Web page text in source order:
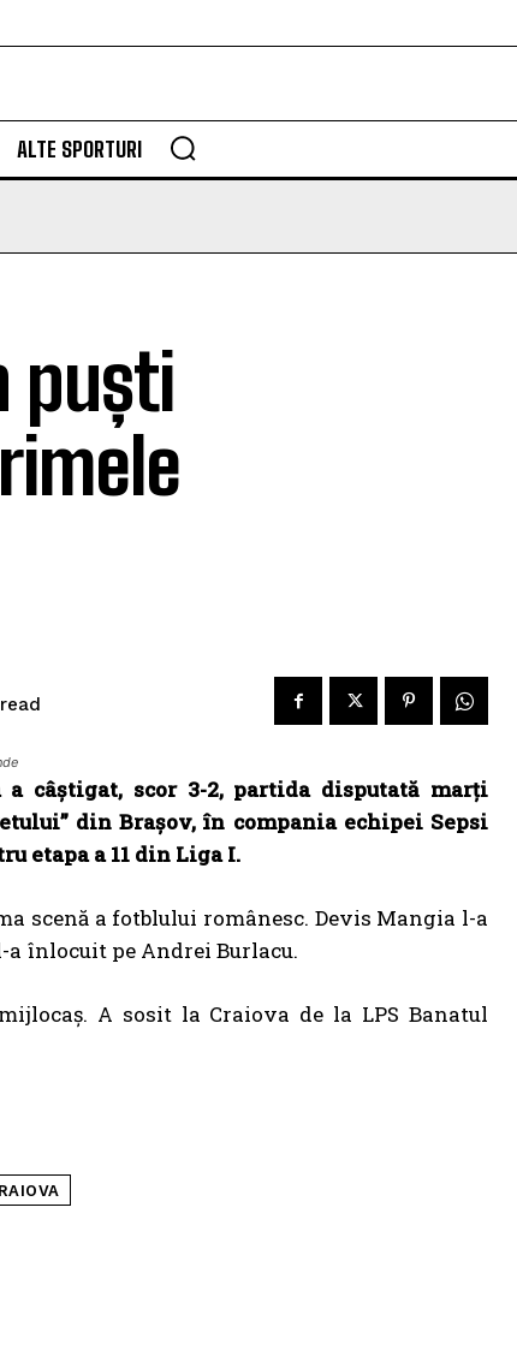
ALTE SPORTURI
puști
read
a câștigat, scor 3-2, partida disputată marți
din Brașov, în compania echipei Sepsi
etapa a 11 din Liga I.
scenă a fotblului românesc. Devis Mangia l-a
a înlocuit pe Andrei Burlacu.
A sosit la Craiova de la LPS Banatul